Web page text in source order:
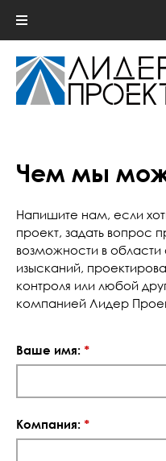
Чем мы
Напишите нам, если
проект, задать вопрос
возможности в
изысканий,
контроля или любой
компанией Лидер
Ваше имя: *
Компания: *